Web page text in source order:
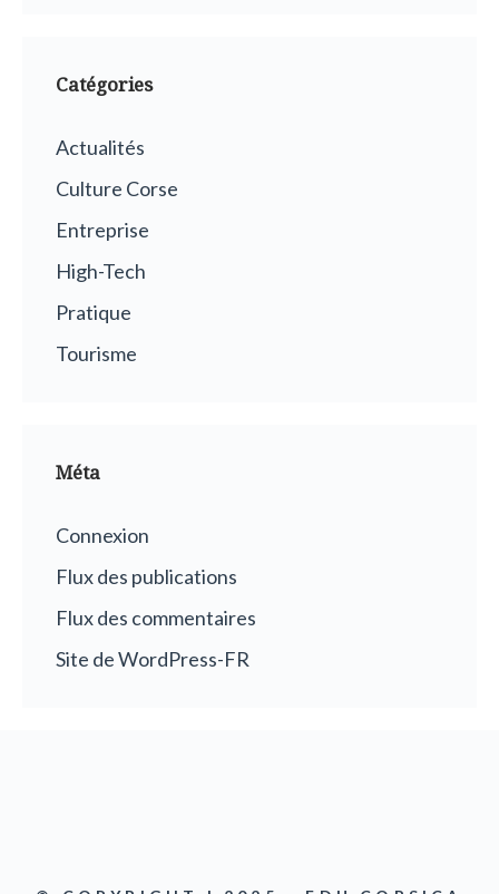
Catégories
Actualités
Culture Corse
Entreprise
High-Tech
Pratique
Tourisme
Méta
Connexion
Flux des publications
Flux des commentaires
Site de WordPress-FR